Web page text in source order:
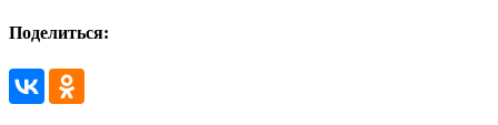
Поделиться: